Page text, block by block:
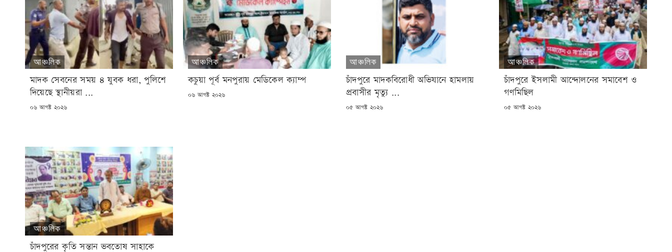
আঞ্চলিক
মাদক সেবনের সময় ৪ যুবক ধরা, পুলিশে
দিয়েছে স্থানীয়রা ...
POSTED
০৬ আগষ্ট ২০২৬
আঞ্চলিক
কচুয়া পূর্ব মনপুরায় মেডিকেল ক্যাম্প
POSTED
০৬ আগষ্ট ২০২৬
আঞ্চলিক
চাঁদপুরে মাদকবিরোধী অভিযানে হামলায়
প্রবাসীর মৃত্যু ...
POSTED
০৫ আগষ্ট ২০২৬
আঞ্চলিক
চাঁদপুরে ইসলামী আন্দোলনের সমাবেশ ও
গণমিছিল
POSTED
০৫ আগষ্ট ২০২৬
আঞ্চলিক
চাঁদপুরের কৃতি সন্তান ভবতোষ সাহাকে